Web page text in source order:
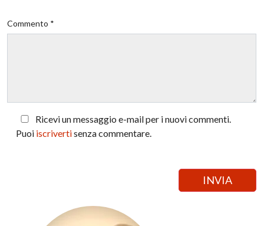
Commento *
Ricevi un messaggio e-mail per i nuovi commenti.
Puoi iscrivertisenza commentare.